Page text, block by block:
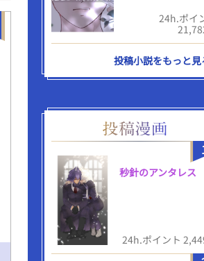
24h.ポイ
投稿小説をもっと見
秒針のアンタレス
24h.ポイント